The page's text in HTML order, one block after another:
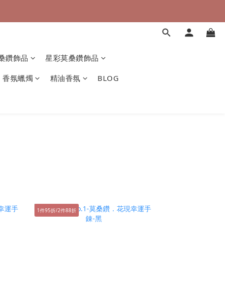
鑽飾品 星彩莫桑鑽飾品
香氛蠟燭 精油香氛 BLOG
1件95折/2件88折